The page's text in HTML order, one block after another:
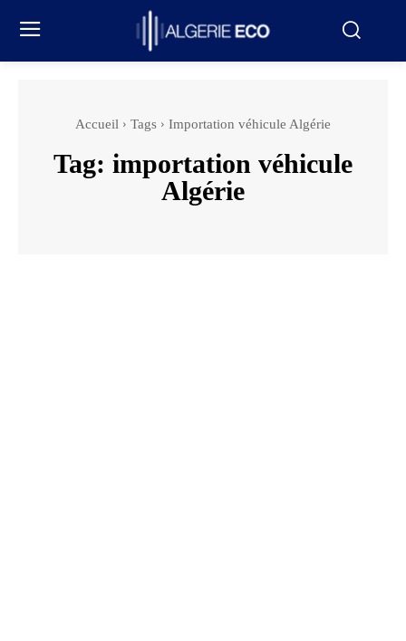
Accueil Tags Importation véhicule Algérie
Tag: importation véhicule
Algérie